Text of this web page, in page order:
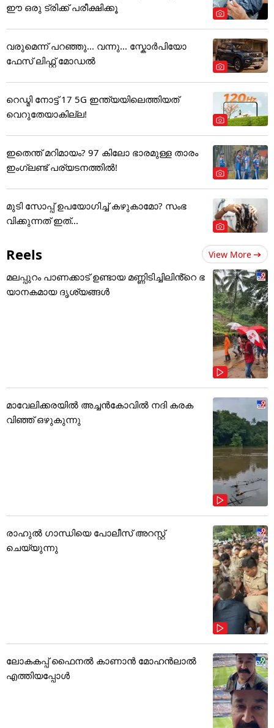
ഈ ഒരു ട്രിക്ക് പരീക്ഷിക്കൂ
വരുമെന്ന് പറഞ്ഞു... വന്നു... സ്കോർപിയോ
ഫേസ് ലിഫ്റ്റ് മോഡൽ
റെഡ്മി നോട്ട് 17 5G ഇന്ത്യയിലെത്തിയത്
വെറുതേയാകില്ല!
ഇതെന്ത് മറിമായം? 97 കിലോ ഭാരമുള്ള താരം
ഇംഗ്ലണ്ട് പര്യടനത്തില്‍!
മുടി സോപ്പ് ഉപയോഗിച്ച് കഴുകാമോ? സംഭ
വിക്കുന്നത് ഇത്...
Reels View More
മലപ്പുറം പാണക്കാട് ഉണ്ടായ മണ്ണിടിച്ചിലിൻ്റെ ഭ
യാനകമായ ദൃശ്യങ്ങൾ
മാവേലിക്കരയിൽ അച്ചൻകോവിൽ നദി കരക
വിഞ്ഞ് ഒഴുകുന്നു
രാഹുൽ ഗാന്ധിയെ പോലീസ് അറസ്റ്റ്
ചെയ്യുന്നു
ലോകകപ്പ് ഫൈനൽ കാണാൻ മോഹൻലാൽ
എത്തിയപ്പോൾ